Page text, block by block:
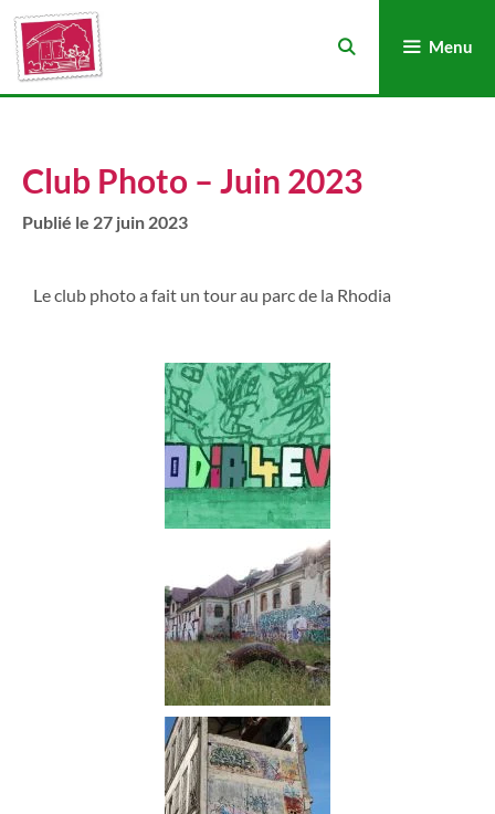
Menu
Club Photo – Juin 2023
27 juin 2023
Le club photo a fait un tour au parc de la Rhodia